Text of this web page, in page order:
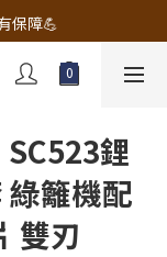
網拍🔧
保障💪
年📌
鋰
籬機配
雙刃